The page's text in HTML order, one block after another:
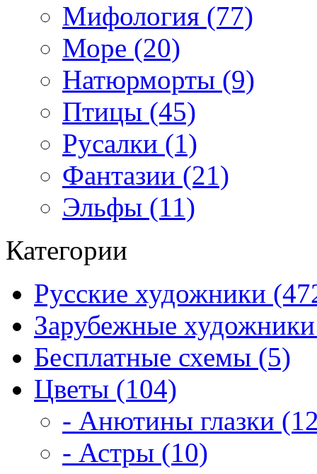
Мифология (77)
Море (20)
Натюрморты (9)
Птицы (45)
Русалки (1)
Фантазии (21)
Эльфы (11)
Категории
Русские художники
Зарубежные
Бесплатные схемы (5)
Цветы (104)
- Анютины глазки
- Астры (10)